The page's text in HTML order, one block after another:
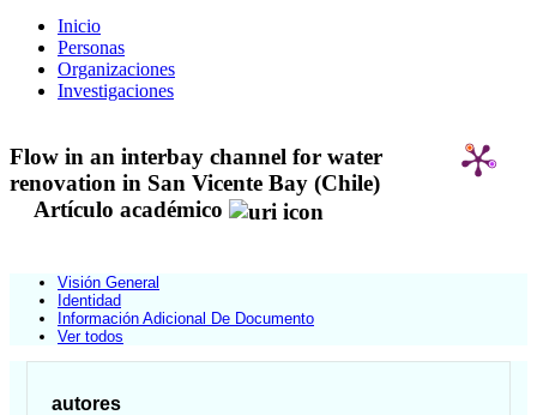
Inicio
Personas
Organizaciones
Investigaciones
Flow in an interbay channel for water
renovation in San Vicente Bay (Chile)
Artículo académico
Visión General
Identidad
Información Adicional De Documento
Ver todos
autores